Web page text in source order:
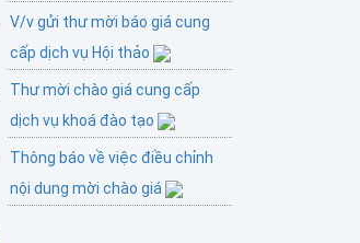
V/v gửi thư mời báo giá cung
cấp dịch vụ Hội thảo
Thư mời chào giá cung cấp
dịch vụ khoá đào tạo
Thông báo về việc điều chỉnh
nội dung mời chào giá